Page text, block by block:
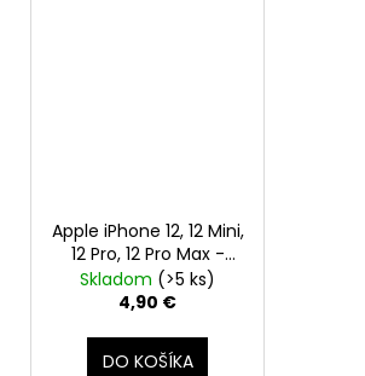
Apple iPhone 12, 12 Mini,
12 Pro, 12 Pro Max -
MagSafe magnetický
krúžok
Skladom (>5 ks)
4,90 €
DO KOŠÍKA